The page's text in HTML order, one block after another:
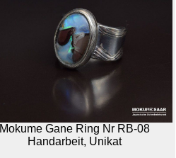
Mokume Gane Ring Nr RB-08
Handarbeit, Unikat